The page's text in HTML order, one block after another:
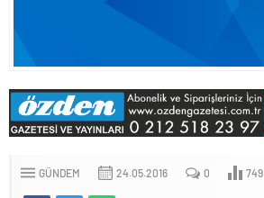
GÜNDEM 24.05.2016 0 749